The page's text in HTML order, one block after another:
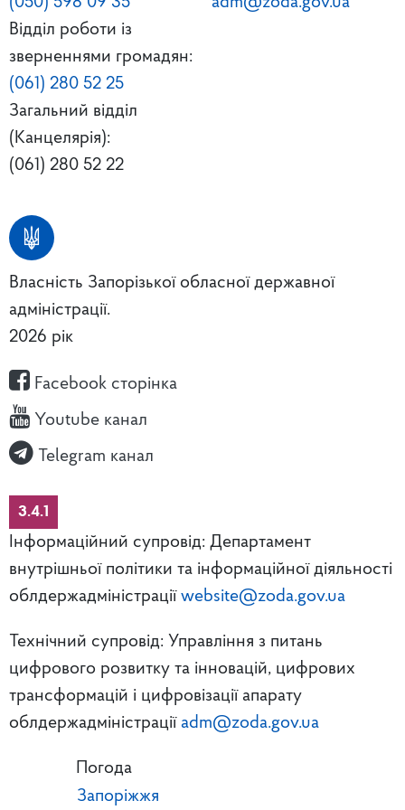
Відділ роботи із
зверненнями громадян:
(061) 280 52 25
Загальний відділ
(Канцелярія):
(061) 280 52 22
Власність Запорізької обласної державної
адміністрації.
2026 рік
Facebook сторінка
Youtube канал
Telegram канал
3.4.1
Інформаційний супровід: Департамент
внутрішньої політики та інформаційної діяльності
облдержадміністрації website@zoda.gov.ua
Технічний супровід: Управління з питань
цифрового розвитку та інновацій, цифрових
трансформацій і цифровізації апарату
облдержадміністрації adm@zoda.gov.ua
Погода
Запоріжжя